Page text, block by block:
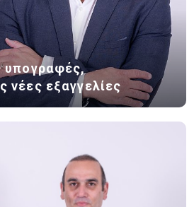
υπογραφές,
νέες εξαγγελίες